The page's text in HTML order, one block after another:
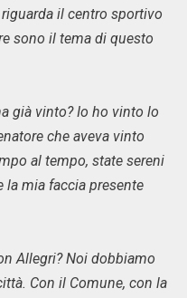
il centro sportivo
sono il tema di questo
già vinto? Io ho vinto lo
che aveva vinto
al tempo, state sereni
la mia faccia presente
Allegri? Noi dobbiamo
Con il Comune, con la